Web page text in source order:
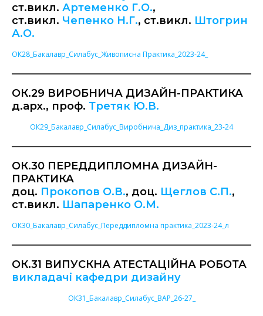
ст.викл. Артеменко Г.О.,
ст.викл. Чепенко Н.Г., ст.викл. Штогрин
А.О.
ОК28_Бакалавр_Силабус_Живописна Практика_2023-24_
ОК.29 ВИРОБНИЧА ДИЗАЙН-ПРАКТИКА
д.арх., проф. Третяк Ю.В.
ОК29_Бакалавр_Силабус_Виробнича_Диз_практика_23-24
ОК.30 ПЕРЕДДИПЛОМНА ДИЗАЙН-
ПРАКТИКА
доц. Прокопов О.В., доц. Щеглов С.П.,
ст.викл. Шапаренко О.М.
ОК30_Бакалавр_Силабус_Переддипломна практика_2023-24_л
ОК.31 ВИПУСКНА АТЕСТАЦІЙНА РОБОТА
викладачі кафедри дизайну
ОК31_Бакалавр_Силабус_ВАР_26-27_